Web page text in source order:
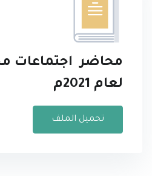
محاضر اجتماعات
لعام 2021م
تحميل الملف